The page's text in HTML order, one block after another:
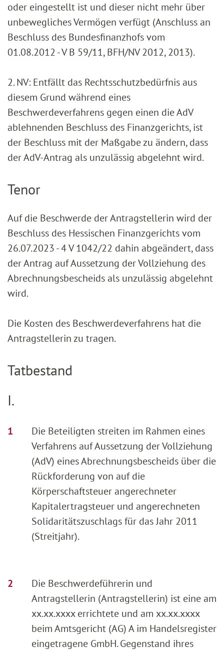
oder eingestellt ist und dieser nicht mehr über
unbewegliches Vermögen verfügt (Anschluss an
Beschluss des Bundesfinanzhofs vom
01.08.2012 - V B 59/11, BFH/NV 2012, 2013).
2. NV: Entfällt das Rechtsschutzbedürfnis aus
diesem Grund während eines
Beschwerdeverfahrens gegen einen die AdV
ablehnenden Beschluss des Finanzgerichts, ist
der Beschluss mit der Maßgabe zu ändern, dass
der AdV-Antrag als unzulässig abgelehnt wird.
Tenor
Auf die Beschwerde der Antragstellerin wird der
Beschluss des Hessischen Fi­nanzgerichts vom
26.07.2023 - 4 V 1042/22 dahin abgeändert, dass
der An­trag auf Aussetzung der Vollziehung des
Abrechnungsbescheids als unzulässig abgelehnt
wird.
Die Kosten des Beschwerdeverfahrens hat die
Antragstellerin zu tragen.
Tatbestand
I.
Die Beteiligten streiten im Rahmen eines
Verfahrens auf Aussetzung der Vollziehung
(AdV) eines Abrechnungsbescheids über die
Rückforderung von auf die
Körperschaftsteuer angerechneter
Kapitalertragsteuer und angerechneten
Solidaritätszuschlags für das Jahr 2011
(Streitjahr).
Die Beschwerdeführerin und
Antragstellerin (Antragstellerin) ist eine am
xx.xx.xxxx errichtete und am xx.xx.xxxx
beim Amtsgericht (AG) A im Handelsregister
eingetragene GmbH. Gegenstand ihres